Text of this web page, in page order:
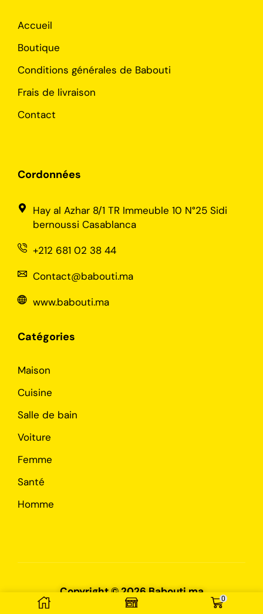
0
Accueil
Boutique
Conditions générales de Babouti
Frais de livraison
Contact
Cordonnées
Hay al Azhar 8/1 TR Immeuble 10 N°25 Sidi
bernoussi Casablanca
+212 681 02 38 44
Contact@babouti.ma
www.babouti.ma
Catégories
Maison
Cuisine
Salle de bain
Voiture
Femme
Santé
Homme
Copyright © 2026 Babouti.ma